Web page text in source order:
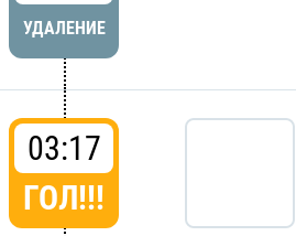
УДАЛЕНИЕ
03:17
ГОЛ!!!